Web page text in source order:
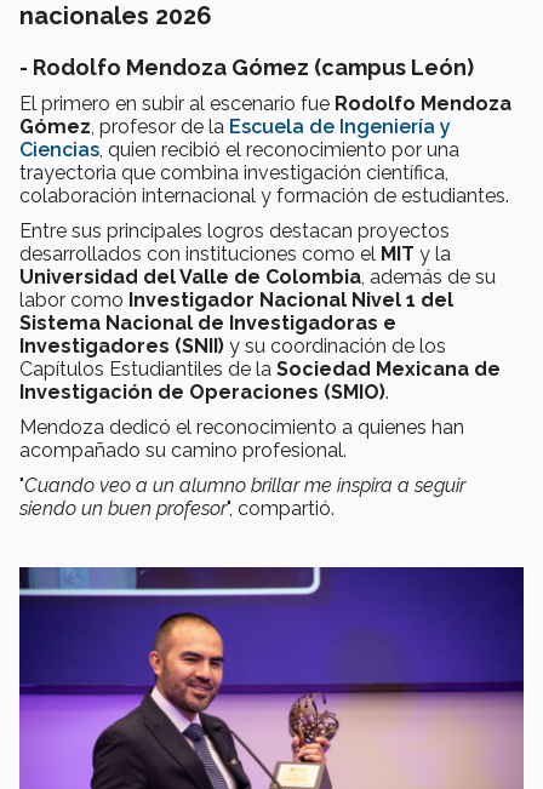
nacionales 2026
- Rodolfo Mendoza Gómez (campus León)
El primero en subir al escenario fue Rodolfo Mendoza
Gómez, profesor de la Escuela de Ingeniería y
Ciencias, quien recibió el reconocimiento por una
trayectoria que combina investigación científica,
colaboración internacional y formación de estudiantes.
Entre sus principales logros destacan proyectos
desarrollados con instituciones como el MIT y la
Universidad del Valle de Colombia, además de su
labor como Investigador Nacional Nivel 1 del
Sistema Nacional de Investigadoras e
Investigadores (SNII) y su coordinación de los
Capítulos Estudiantiles de la Sociedad Mexicana de
Investigación de Operaciones (SMIO).
Mendoza dedicó el reconocimiento a quienes han
acompañado su camino profesional.
"Cuando veo a un alumno brillar me inspira a seguir
siendo un buen profesor", compartió.